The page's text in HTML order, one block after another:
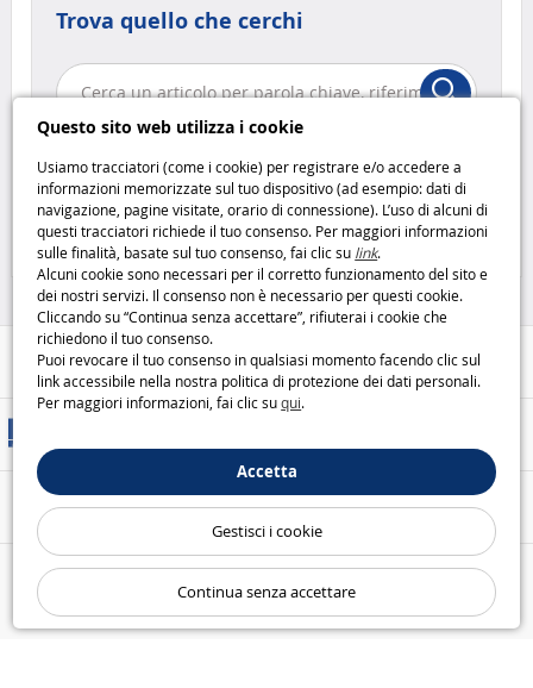
Questo sito web utilizza i cookie
Usiamo tracciatori (come i cookie) per registrare e/o accedere a
informazioni memorizzate sul tuo dispositivo (ad esempio: dati di
navigazione, pagine visitate, orario di connessione). L’uso di alcuni di
questi tracciatori richiede il tuo consenso. Per maggiori informazioni
sulle finalità, basate sul tuo consenso, fai clic su link.
Alcuni cookie sono necessari per il corretto funzionamento del sito e
dei nostri servizi. Il consenso non è necessario per questi cookie.
Cliccando su “Continua senza accettare”, rifiuterai i cookie che
richiedono il tuo consenso.
Puoi revocare il tuo consenso in qualsiasi momento facendo clic sul
link accessibile nella nostra politica di protezione dei dati personali.
Per maggiori informazioni, fai clic suqui.
Accetta
Gestisci i cookie
Continua senza accettare
Trova quello che cerchi
TORNA ALLA HOME PAGE
Aiuto / Contatti
Pagamento sicuro